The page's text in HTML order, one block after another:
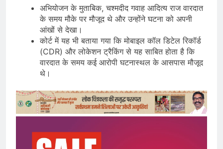
अभियोजन के मुताबिक, चश्मदीद गवाह आदित्य राज वारदात
के समय मौके पर मौजूद थे और उन्होंने घटना को अपनी
आंखों से देखा।
कोर्ट में यह भी बताया गया कि मोबाइल कॉल डिटेल रिकॉर्ड
(CDR) और लोकेशन ट्रैकिंग से यह साबित होता है कि
वारदात के समय कई आरोपी घटनास्थल के आसपास मौजूद
थे।